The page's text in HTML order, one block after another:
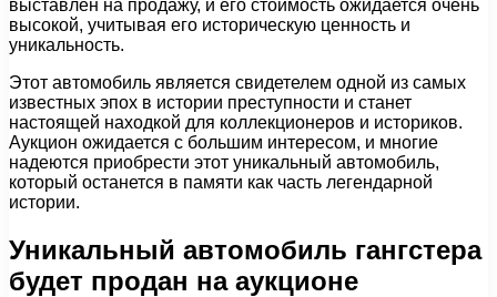
выставлен на продажу, и его стоимость ожидается очень
высокой, учитывая его историческую ценность и
уникальность.
Этот автомобиль является свидетелем одной из самых
известных эпох в истории преступности и станет
настоящей находкой для коллекционеров и историков.
Аукцион ожидается с большим интересом, и многие
надеются приобрести этот уникальный автомобиль,
который останется в памяти как часть легендарной
истории.
Уникальный автомобиль гангстера
будет продан на аукционе